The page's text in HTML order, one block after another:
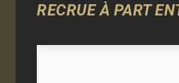
RECRUE À PART